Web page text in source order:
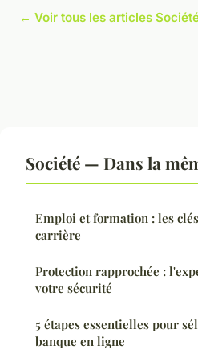
← Voir tous les articles
Société — Dans la
Emploi et formation : les
carrière
Protection rapprochée :
votre sécurité
5 étapes essentielles pour
banque en ligne